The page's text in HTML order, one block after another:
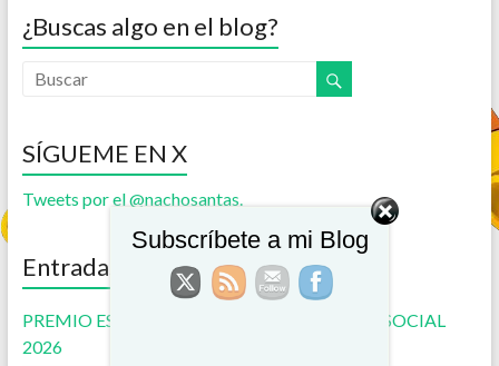
¿Buscas algo en el blog?
SÍGUEME EN X
Tweets por el @nachosantas.
Entradas recientes
PREMIO ESTATAL (TS) de COMUNICACIÓN SOCIAL
2026
Subscríbete a mi Blog